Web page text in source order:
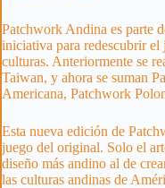
Patchwork Andina es parte
iniciativa para redescubrir el
culturas. Anteriormente se
Taiwan, y ahora se suman
Americana, Patchwork
Esta nueva edición de
juego del original. Solo el
diseño más andino al de
las culturas andinas de